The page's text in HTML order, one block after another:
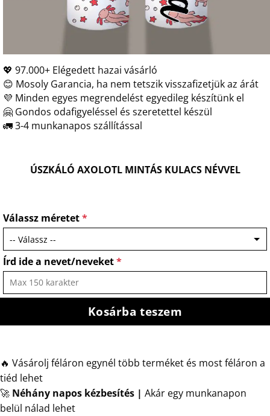
💖 97.000+ Elégedett hazai vásárló
😊 Mosoly Garancia, ha nem tetszik visszafizetjük az árát
💜 Minden egyes megrendelést egyedileg készítünk el
🤗 Gondos odafigyeléssel és szeretettel készül
🚛 3-4 munkanapos szállítással
ÚSZKÁLÓ AXOLOTL MINTÁS KULACS NÉVVEL
Válassz méretet*
Írd ide a nevet/neveket*
Kosárba teszem
🔥 Vásárolj féláron egynél több terméket és most féláron a
tiéd lehet
🚀 Néhány napos kézbesítés | Akár egy munkanapon
belül nálad lehet